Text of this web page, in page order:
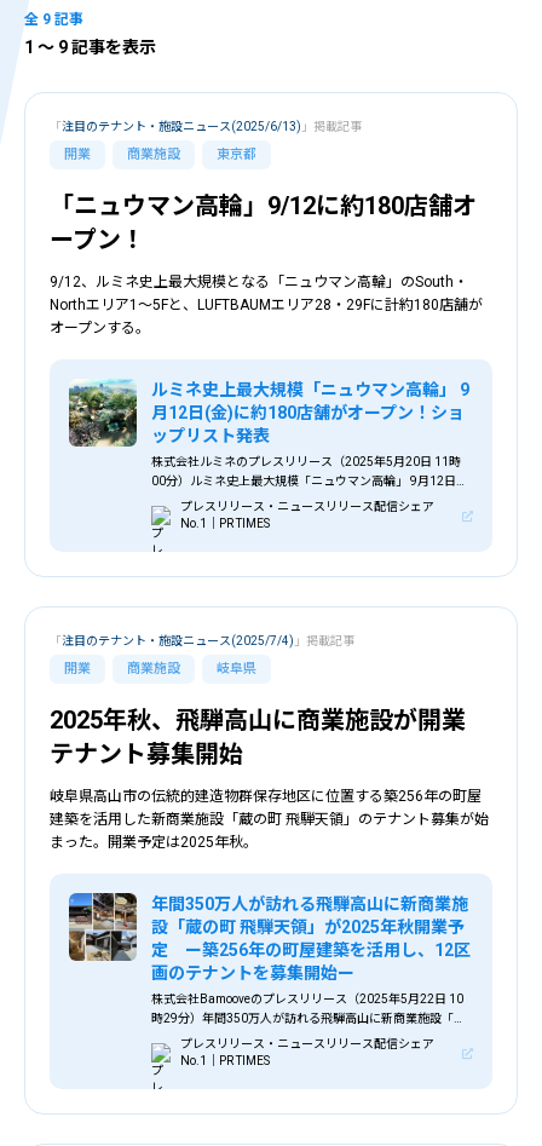
全 9 記事
1 〜 9 記事を表示
開業 商業施設 東京都
「注目のテナント・施設ニュース(2025/6/13) 」掲載記事
「ニュウマン高輪」9/12に約180店舗オ
ープン！
9/12、ルミネ史上最大規模となる「ニュウマン高輪」のSouth・
Northエリア1～5Fと、LUFTBAUMエリア28・29Fに計約180店舗が
オープンする。
ルミネ史上最大規模「ニュウマン高輪」 9
月12日(金)に約180店舗がオープン！ショ
ップリスト発表
株式会社ルミネのプレスリリース（2025年5月20日 11時
00分）ルミネ史上最大規模「ニュウマン高輪」 9月12日
(金)に約180店舗がオープン！ショップリスト発表
プレスリリース・ニュースリリース配信シェア
No.1｜PR TIMES
開業 商業施設 岐阜県
「注目のテナント・施設ニュース(2025/7/4) 」掲載記事
2025年秋、飛騨高山に商業施設が開業
テナント募集開始
岐阜県高山市の伝統的建造物群保存地区に位置する築256年の町屋
建築を活用した新商業施設「蔵の町 飛騨天領」のテナント募集が始
まった。開業予定は2025年秋。
年間350万人が訪れる飛騨高山に新商業施
設「蔵の町 飛騨天領」が2025年秋開業予
定 ー築256年の町屋建築を活用し、12区
画のテナントを募集開始ー
株式会社Bamooveのプレスリリース（2025年5月22日 10
時29分）年間350万人が訪れる飛騨高山に新商業施設「蔵
の町 飛騨天領」が2025年秋開業予定 ー築256年の町屋建
築を活用し、12区画のテナントを募集開始ー
プレスリリース・ニュースリリース配信シェア
No.1｜PR TIMES